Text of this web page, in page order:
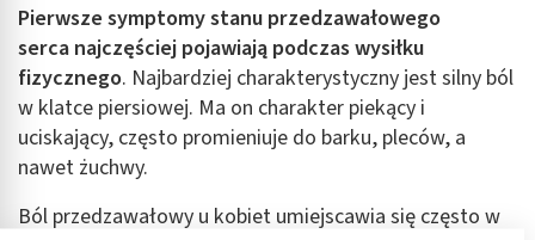
Pierwsze symptomy stanu przedzawałowego
serca najczęściej pojawiają podczas wysiłku
fizycznego. Najbardziej charakterystyczny jest silny ból
w klatce piersiowej. Ma on charakter piekący i
uciskający, często promieniuje do barku, pleców, a
nawet żuchwy.
Ból przedzawałowy u kobiet umiejscawia się często w